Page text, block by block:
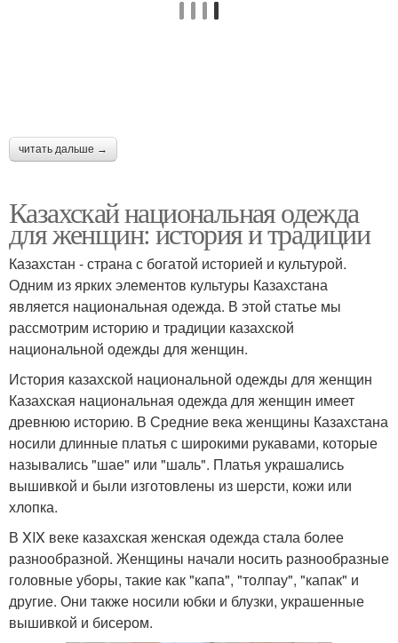
Зимний одежда Летние женщины
Хромченко для женщин Зрелые женщины
Мода для
пятидесятилетних
женщин
Тенденции для полных
женщин
Осенняя одежда Повседневная одежда
Одежда для
пятидесятилетних
женщин
Мода для женщин
читать дальше →
Казахскай национальная одежда
для женщин: история и традиции
Казахстан - страна с богатой историей и культурой.
Одним из ярких элементов культуры Казахстана
является национальная одежда. В этой статье мы
рассмотрим историю и традиции казахской
национальной одежды для женщин.
История казахской национальной одежды для женщин
Казахская национальная одежда для женщин имеет
древнюю историю. В Средние века женщины Казахстана
носили длинные платья с широкими рукавами, которые
назывались "шае" или "шаль". Платья украшались
вышивкой и были изготовлены из шерсти, кожи или
хлопка.
В XIX веке казахская женская одежда стала более
разнообразной. Женщины начали носить разнообразные
головные уборы, такие как "капа", "толпау", "капак" и
другие. Они также носили юбки и блузки, украшенные
вышивкой и бисером.